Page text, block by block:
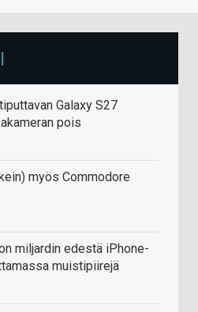
Galaxy S27
pois
myös Commodore
miljardin edestä iPhone-
muistipiirejä